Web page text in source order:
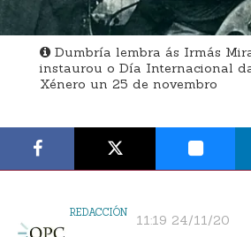
Dumbría lembra ás Irmás
instaurou o Día Internacional
Xénero un 25 de novembro
REDACCIÓN 11:19 24/11/20